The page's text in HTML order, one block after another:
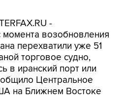
-
возобновления
перехватили уже 51
торговое судно,
в иранский порт или
Центральное
на Ближнем Востоке